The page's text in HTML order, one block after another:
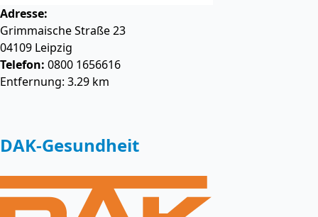
Adresse:
Grimmaische Straße 23
04109 Leipzig
Telefon: 0800 1656616
Entfernung: 3.29 km
DAK-Gesundheit